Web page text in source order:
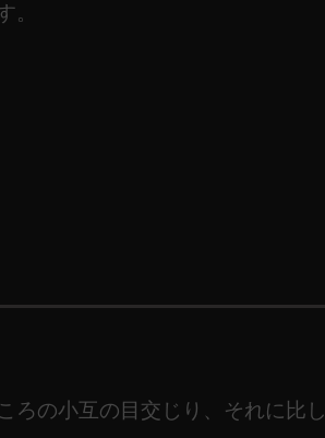
。
ろの小互の目交じり、それに比し